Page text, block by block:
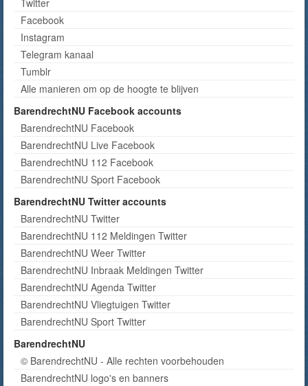
Twitter
Facebook
Instagram
Telegram kanaal
Tumblr
Alle manieren om op de hoogte te blijven
BarendrechtNU Facebook accounts
BarendrechtNU Facebook
BarendrechtNU Live Facebook
BarendrechtNU 112 Facebook
BarendrechtNU Sport Facebook
BarendrechtNU Twitter accounts
BarendrechtNU Twitter
BarendrechtNU 112 Meldingen Twitter
BarendrechtNU Weer Twitter
BarendrechtNU Inbraak Meldingen Twitter
BarendrechtNU Agenda Twitter
BarendrechtNU Vliegtuigen Twitter
BarendrechtNU Sport Twitter
BarendrechtNU
© BarendrechtNU - Alle rechten voorbehouden
BarendrechtNU logo's en banners